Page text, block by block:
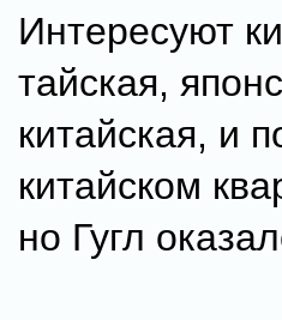
Интересуют
тайская,
китайская, и
китайском
но Гугл